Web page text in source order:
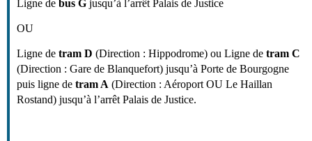
Ligne de bus G jusqu’à l’arrêt Palais de Justice
OU
Ligne de tram D (Direction : Hippodrome) ou Ligne de tram C
(Direction : Gare de Blanquefort) jusqu’à Porte de Bourgogne
puis ligne de tram A (Direction : Aéroport OU Le Haillan
Rostand) jusqu’à l’arrêt Palais de Justice.